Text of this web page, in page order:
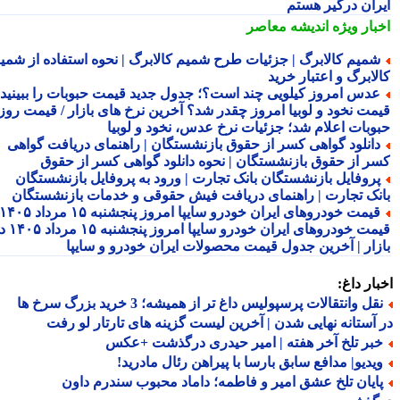
درگیر هستم
ویژهاندیشه معاصر
کالابرگ | جزئیات طرح شمیم کالابرگ | نحوه استفاده از شمیم
و اعتبار خرید
امروز کیلویی چند است؟؛ جدول جدید قیمت حبوبات را ببینید /
نخود و لوبیا امروز چقدر شد؟ آخرین نرخ های بازار / قیمت روز
اعلام شد؛ جزئیات نرخ عدس، نخود و لوبیا
گواهی کسر از حقوق بازنشستگان | راهنمای دریافت گواهی
از حقوق بازنشستگان | نحوه دانلود گواهی کسر از حقوق
بازنشستگان بانک تجارت | ورود به پروفایل بازنشستگان
تجارت | راهنمای دریافت فیش حقوقی و خدمات بازنشستگان
قیمت خودروهای ایران خودرو سایپا امروز پنجشنبه ۱۵ مرداد ۱۴۰۵ |
قیمت خودروهای ایران خودرو سایپا امروز پنجشنبه ۱۵ مرداد ۱۴۰۵ در
| آخرین جدول قیمت محصولات ایران خودرو و سایپا
داغ:
نقل وانتقالات پرسپولیس داغ تر از همیشه؛ 3 خرید بزرگ سرخ ها
آستانه نهایی شدن | آخرین لیست گزینه های تارتار لو رفت
تلخ آخر هفته | امیر حیدری درگذشت +عکس
مدافع سابق بارسا با پیراهن رئال مادرید!
تلخ عشق امیر و فاطمه؛ داماد محبوب سندرم داون